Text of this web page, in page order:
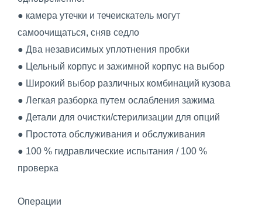
● камера утечки и течеискатель могут
самоочищаться, сняв седло
● Два независимых уплотнения пробки
● Цельный корпус и зажимной корпус на выбор
● Широкий выбор различных комбинаций кузова
● Легкая разборка путем ослабления зажима
● Детали для очистки/стерилизации для опций
● Простота обслуживания и обслуживания
● 100 % гидравлические испытания / 100 %
проверка
Операции